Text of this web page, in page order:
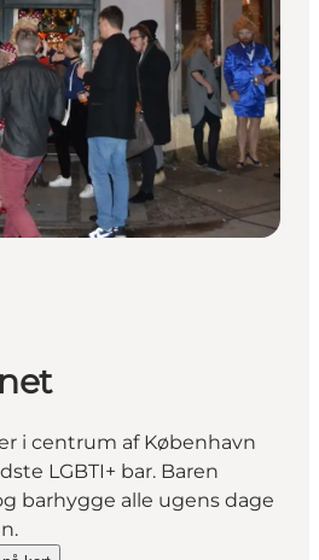
i centrum af København
LGBTI+ bar. Baren
barhygge alle ugens dage